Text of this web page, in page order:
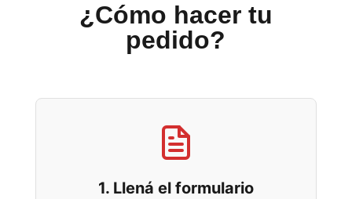
¿Cómo hacer tu
pedido?
1. Llená el formulario